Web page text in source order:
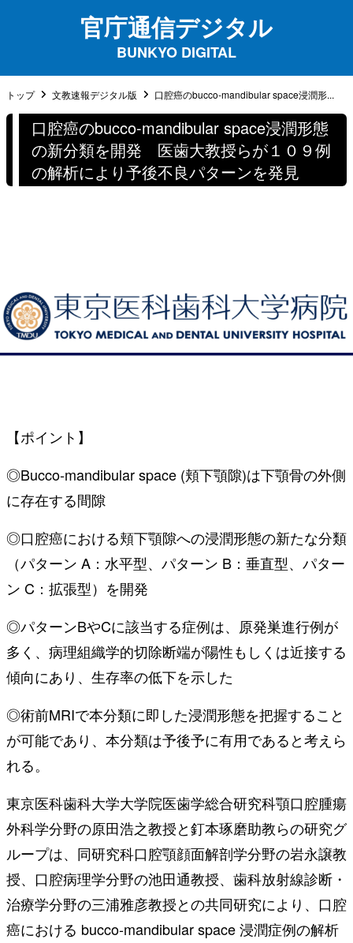
官庁通信デジタル
BUNKYO DIGITAL
トップ 文教速報デジタル版 口腔癌のbucco-mandibular space浸潤形...
口腔癌のbucco-mandibular space浸潤形態
の新分類を開発 医歯大教授らが１０９例
の解析により予後不良パターンを発見
【ポイント】
◎Bucco-mandibular space (頬下顎隙)は下顎骨の外側
に存在する間隙
◎口腔癌における頬下顎隙への浸潤形態の新たな分類
（パターン A：水平型、パターン B：垂直型、パター
ン C：拡張型）を開発
◎パターンBやCに該当する症例は、原発巣進行例が
多く、病理組織学的切除断端が陽性もしくは近接する
傾向にあり、生存率の低下を示した
◎術前MRIで本分類に即した浸潤形態を把握すること
が可能であり、本分類は予後予に有用であると考えら
れる。
東京医科歯科大学大学院医歯学総合研究科顎口腔腫瘍
外科学分野の原田浩之教授と釘本琢磨助教らの研究グ
ループは、同研究科口腔顎顔面解剖学分野の岩永譲教
授、口腔病理学分野の池田通教授、歯科放射線診断・
治療学分野の三浦雅彦教授との共同研究により、口腔
癌における bucco-mandibular space 浸潤症例の解析